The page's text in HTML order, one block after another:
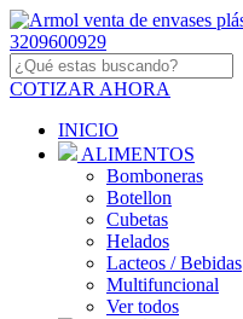
COTIZAR AHORA
INICIO
ALIMENTOS
Bomboneras
Botellon
Cubetas
Helados
Lacteos / Bebidas
Multifuncional
Ver todos